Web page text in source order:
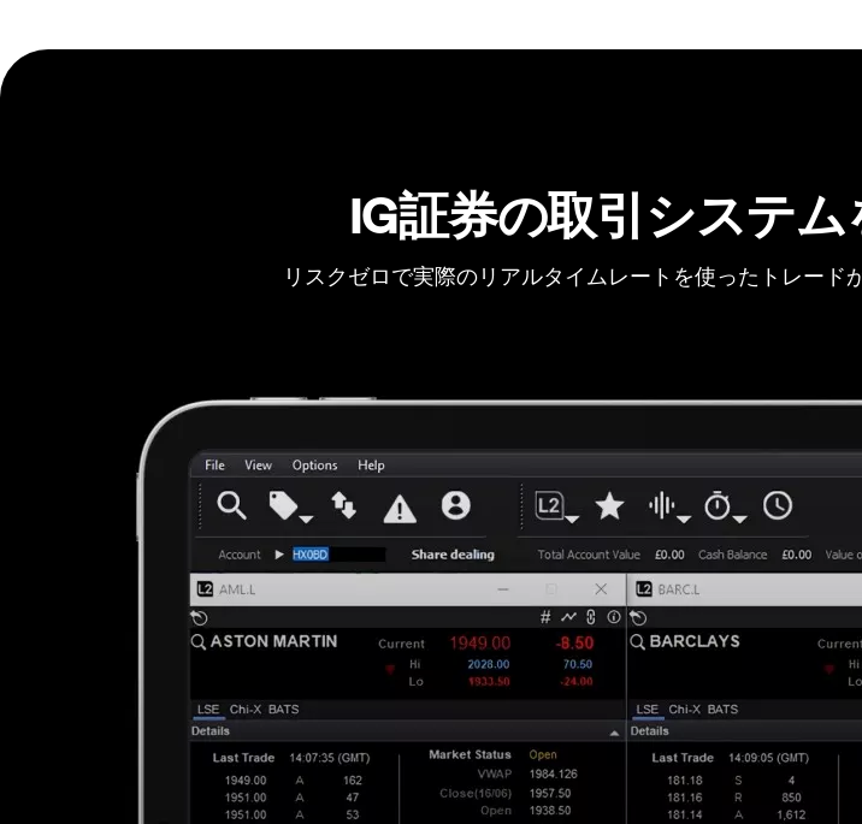
IG証券の取引システ
リスクゼロで実際のリアルタイムレートを使ったトレード